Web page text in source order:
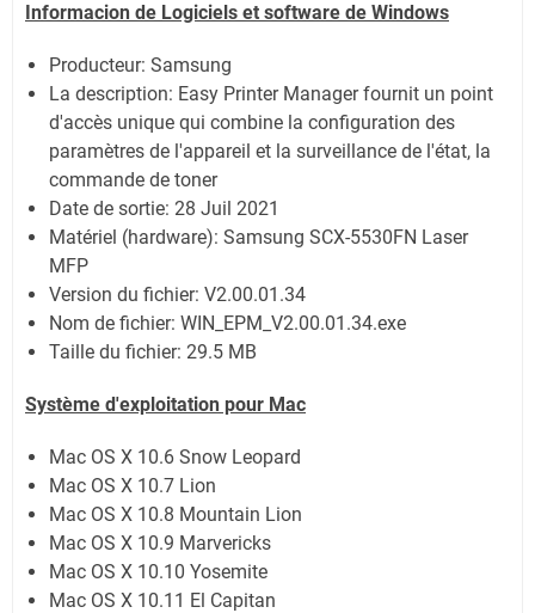
Informacion de Logiciels et software de Windows
Producteur: Samsung
La description: Easy Printer Manager fournit un point
d'accès unique qui combine la configuration des
paramètres de l'appareil et la surveillance de l'état, la
commande de toner
Date de sortie: 28 Juil 2021
Matériel (hardware): Samsung SCX-5530FN Laser
MFP
Version du fichier: V2.00.01.34
Nom de fichier: WIN_EPM_V2.00.01.34.exe
Taille du fichier: 29.5 MB
Système d'exploitation pour Mac
Mac OS X 10.6 Snow Leopard
Mac OS X 10.7 Lion
Mac OS X 10.8 Mountain Lion
Mac OS X 10.9 Marvericks
Mac OS X 10.10 Yosemite
Mac OS X 10.11 El Capitan